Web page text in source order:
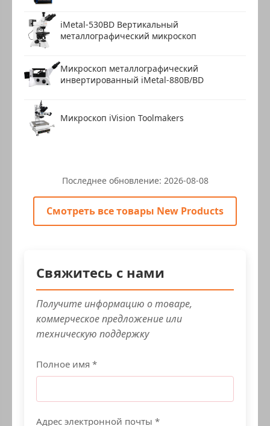
iMetal-530BD Вертикальный
металлографический микроскоп
Микроскоп металлографический
инвертированный iMetal-880B/BD
Микроскоп iVision Toolmakers
Последнее обновление: 2026-08-08
Смотреть все товары New Products
Свяжитесь с нами
Получите информацию о товаре,
коммерческое предложение или
техническую поддержку
Полное имя *
Адрес электронной почты *